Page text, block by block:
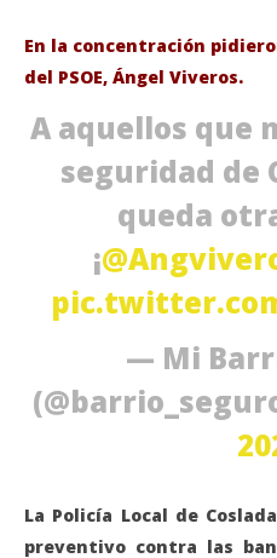
En la concentración
del PSOE, Ángel Viveros.
A aquellos que
seguridad de
queda
¡
— Mi
La Policía Local de
preventivo contra las